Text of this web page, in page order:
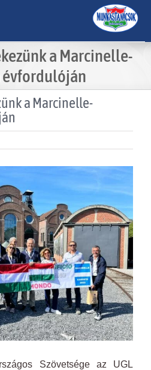
a Marcinelle-
évfordulóján
a Marcinelle-
Szövetsége az UGL